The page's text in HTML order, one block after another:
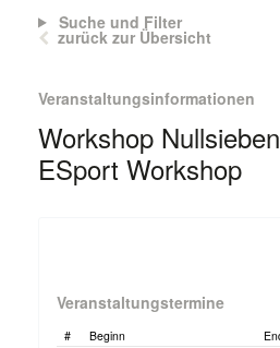
Suche und Filter
zurück zur Übersicht
Veranstaltungsinformationen
Workshop
ESport Workshop
Veranstaltungstermine
# Beginn